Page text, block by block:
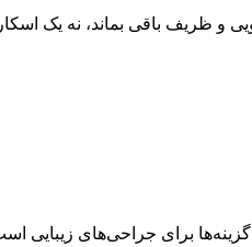
و ظریف باقی بماند، نه یک اسکار